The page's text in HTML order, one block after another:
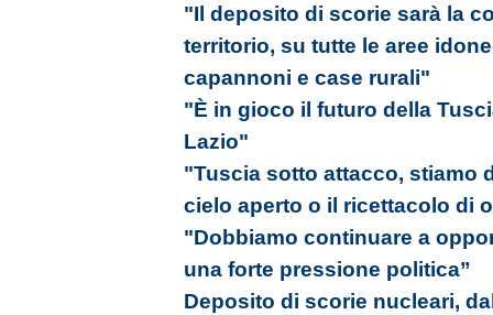
"Il deposito di scorie sarà la
territorio, su tutte le aree
capannoni e case rurali"
"È in gioco il futuro della
Lazio"
"Tuscia sotto attacco, stiamo
cielo aperto o il ricettacolo di
"Dobbiamo continuare a
una forte pressione politica”
Deposito di scorie nucleari,